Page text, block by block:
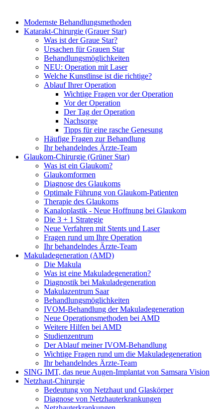
Modernste Behandlungsmethoden
Katarakt-Chirurgie (Grauer Star)
Was ist der Graue Star?
Ursachen für Grauen Star
Behandlungsmöglichkeiten
NEU: Operation mit Laser
Welche Kunstlinse ist die richtige?
Ablauf Ihrer Operation
Wichtige Fragen vor der Operation
Vor der Operation
Der Tag der Operation
Nachsorge
Tipps für eine rasche Genesung
Häufige Fragen zur Behandlung
Ihr behandelndes Ärzte-Team
Glaukom-Chirurgie (Grüner Star)
Was ist ein Glaukom?
Glaukomformen
Diagnose des Glaukoms
Optimale Führung von Glaukom-Patienten
Therapie des Glaukoms
Kanaloplastik - Neue Hoffnung bei Glaukom
Die 3 + 1 Strategie
Neue Verfahren mit Stents und Laser
Fragen rund um Ihre Operation
Ihr behandelndes Ärzte-Team
Makuladegeneration (AMD)
Die Makula
Was ist eine Makuladegeneration?
Diagnostik bei Makuladegeneration
Makulazentrum Saar
Behandlungsmöglichkeiten
IVOM-Behandlung der Makuladegeneration
Neue Operationsmethoden bei AMD
Weitere Hilfen bei AMD
Studienzentrum
Der Ablauf meiner IVOM-Behandlung
Wichtige Fragen rund um die Makuladegeneration
Ihr behandelndes Ärzte-Team
SING IMT, das neue Augen-Implantat von Samsara Vision
Netzhaut-Chirurgie
Bedeutung von Netzhaut und Glaskörper
Diagnose von Netzhauterkrankungen